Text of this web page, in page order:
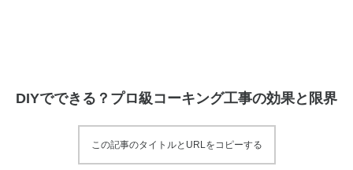
DIYでできる？プロ級コーキング工事の効果と限界
この記事のタイトルとURLをコピーする